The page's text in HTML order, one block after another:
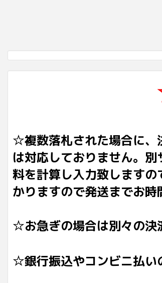
☆複数落札された場合に、
は対応しておりません。
料を計算し入力致します
かりますので発送までお時
☆お急ぎの場合は別々の決
☆銀行振込やコンビニ払い